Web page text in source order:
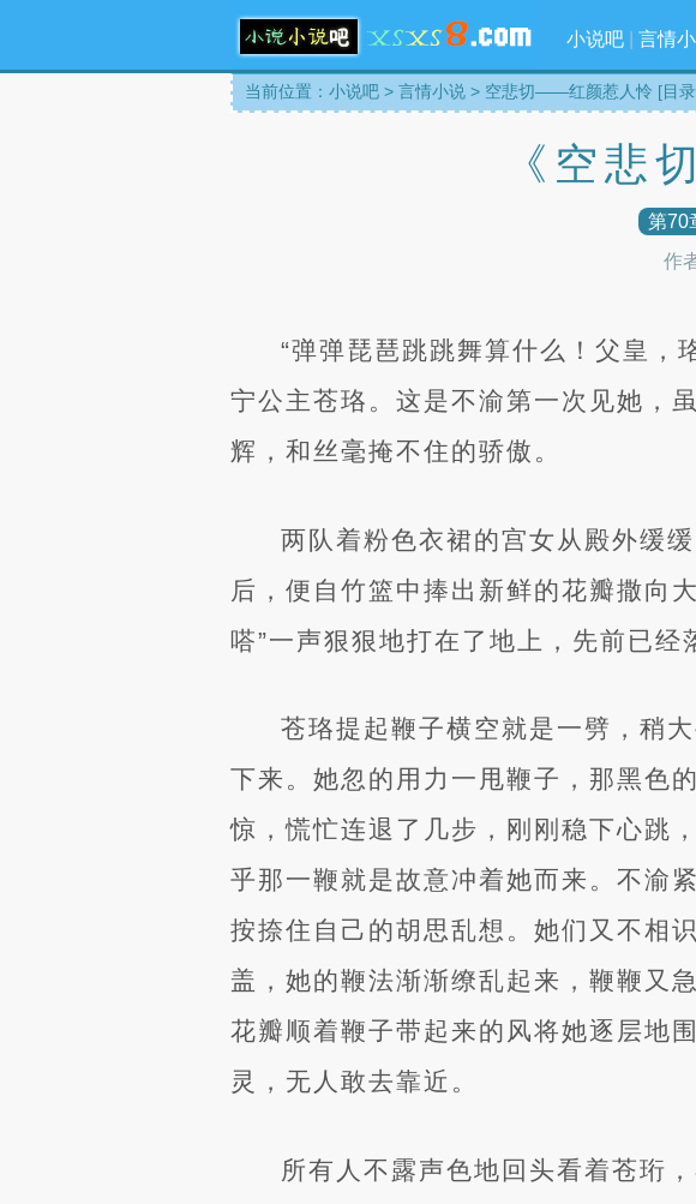
小说吧 言情
当前位置： 小说吧 > 言情小说 > 空悲切——红颜惹人怜 [目
《空悲
第70
作
“弹弹琵琶跳跳舞算什么！父皇，
宁公主苍珞。这是不渝第一次见她，
辉，和丝毫掩不住的骄傲。
两队着粉色衣裙的宫女从殿外缓
后，便自竹篮中捧出新鲜的花瓣撒向
嗒”一声狠狠地打在了地上，先前已经
苍珞提起鞭子横空就是一劈，稍
下来。她忽的用力一甩鞭子，那黑色
惊，慌忙连退了几步，刚刚稳下心跳
乎那一鞭就是故意冲着她而来。不渝
按捺住自己的胡思乱想。她们又不相
盖，她的鞭法渐渐缭乱起来，鞭鞭又
花瓣顺着鞭子带起来的风将她逐层地
灵，无人敢去靠近。
所有人不露声色地回头看着苍珩